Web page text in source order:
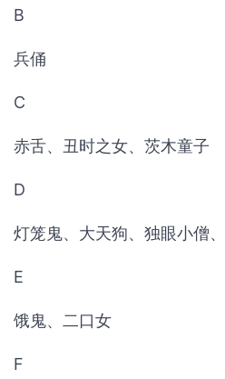
B
兵俑
C
赤舌、丑时之女、茨木童子
D
灯笼鬼、大天狗、独眼小僧
E
饿鬼、二口女
F